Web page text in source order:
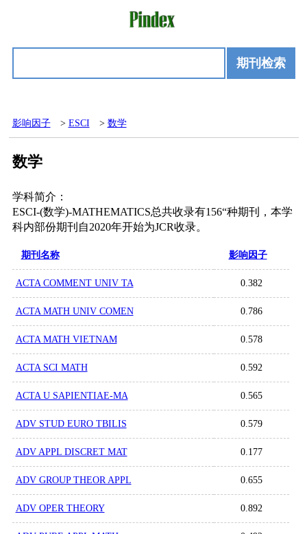
期刊检索
影响因子 > ESCI > 数学
数学
学科简介：
ESCI-(数学)-MATHEMATICS总共收录有156“种期刊，本学
科内部份期刊自2020年开始为JCR收录。
期刊名称 影响因子
ACTA COMMENT UNIV TA 0.382
ACTA MATH UNIV COMEN 0.786
ACTA MATH VIETNAM 0.578
ACTA SCI MATH 0.592
ACTA U SAPIENTIAE-MA 0.565
ADV STUD EURO TBILIS 0.579
ADV APPL DISCRET MAT 0.177
ADV GROUP THEOR APPL 0.655
ADV OPER THEORY 0.892